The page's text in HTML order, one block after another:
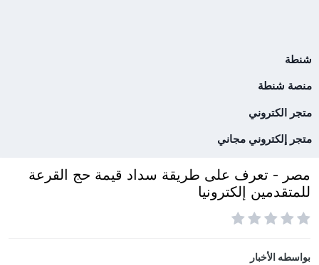
شنطة
منصة شنطة
متجر الكتروني
متجر إلكتروني مجاني
مصر - تعرف على طريقة سداد قيمة حج القرعة
للمتقدمين إلكترونيا
بواسطهالأخبار